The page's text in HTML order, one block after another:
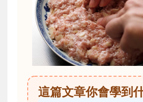
這篇文章你會學到